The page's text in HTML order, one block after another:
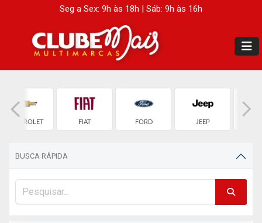
Seg a Sex: 9h às 18h | Sáb: 9h às 16h
CHEVROLET FIAT FORD JEEP
BUSCA RÁPIDA